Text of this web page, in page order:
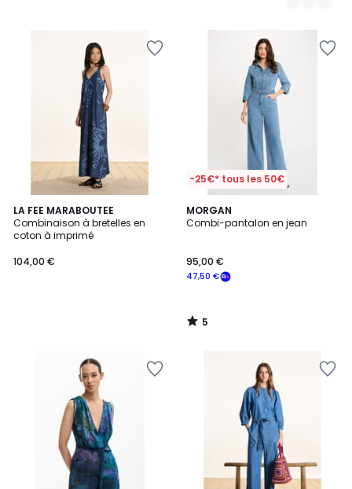
LA FEE MARABOUTEE
Combinaison à bretelles en
coton à imprimé
104,00 €
-25€* tous les 50€
MORGAN
Combi-pantalon en jean
47,50 €
95,00 €
5
/
5
/